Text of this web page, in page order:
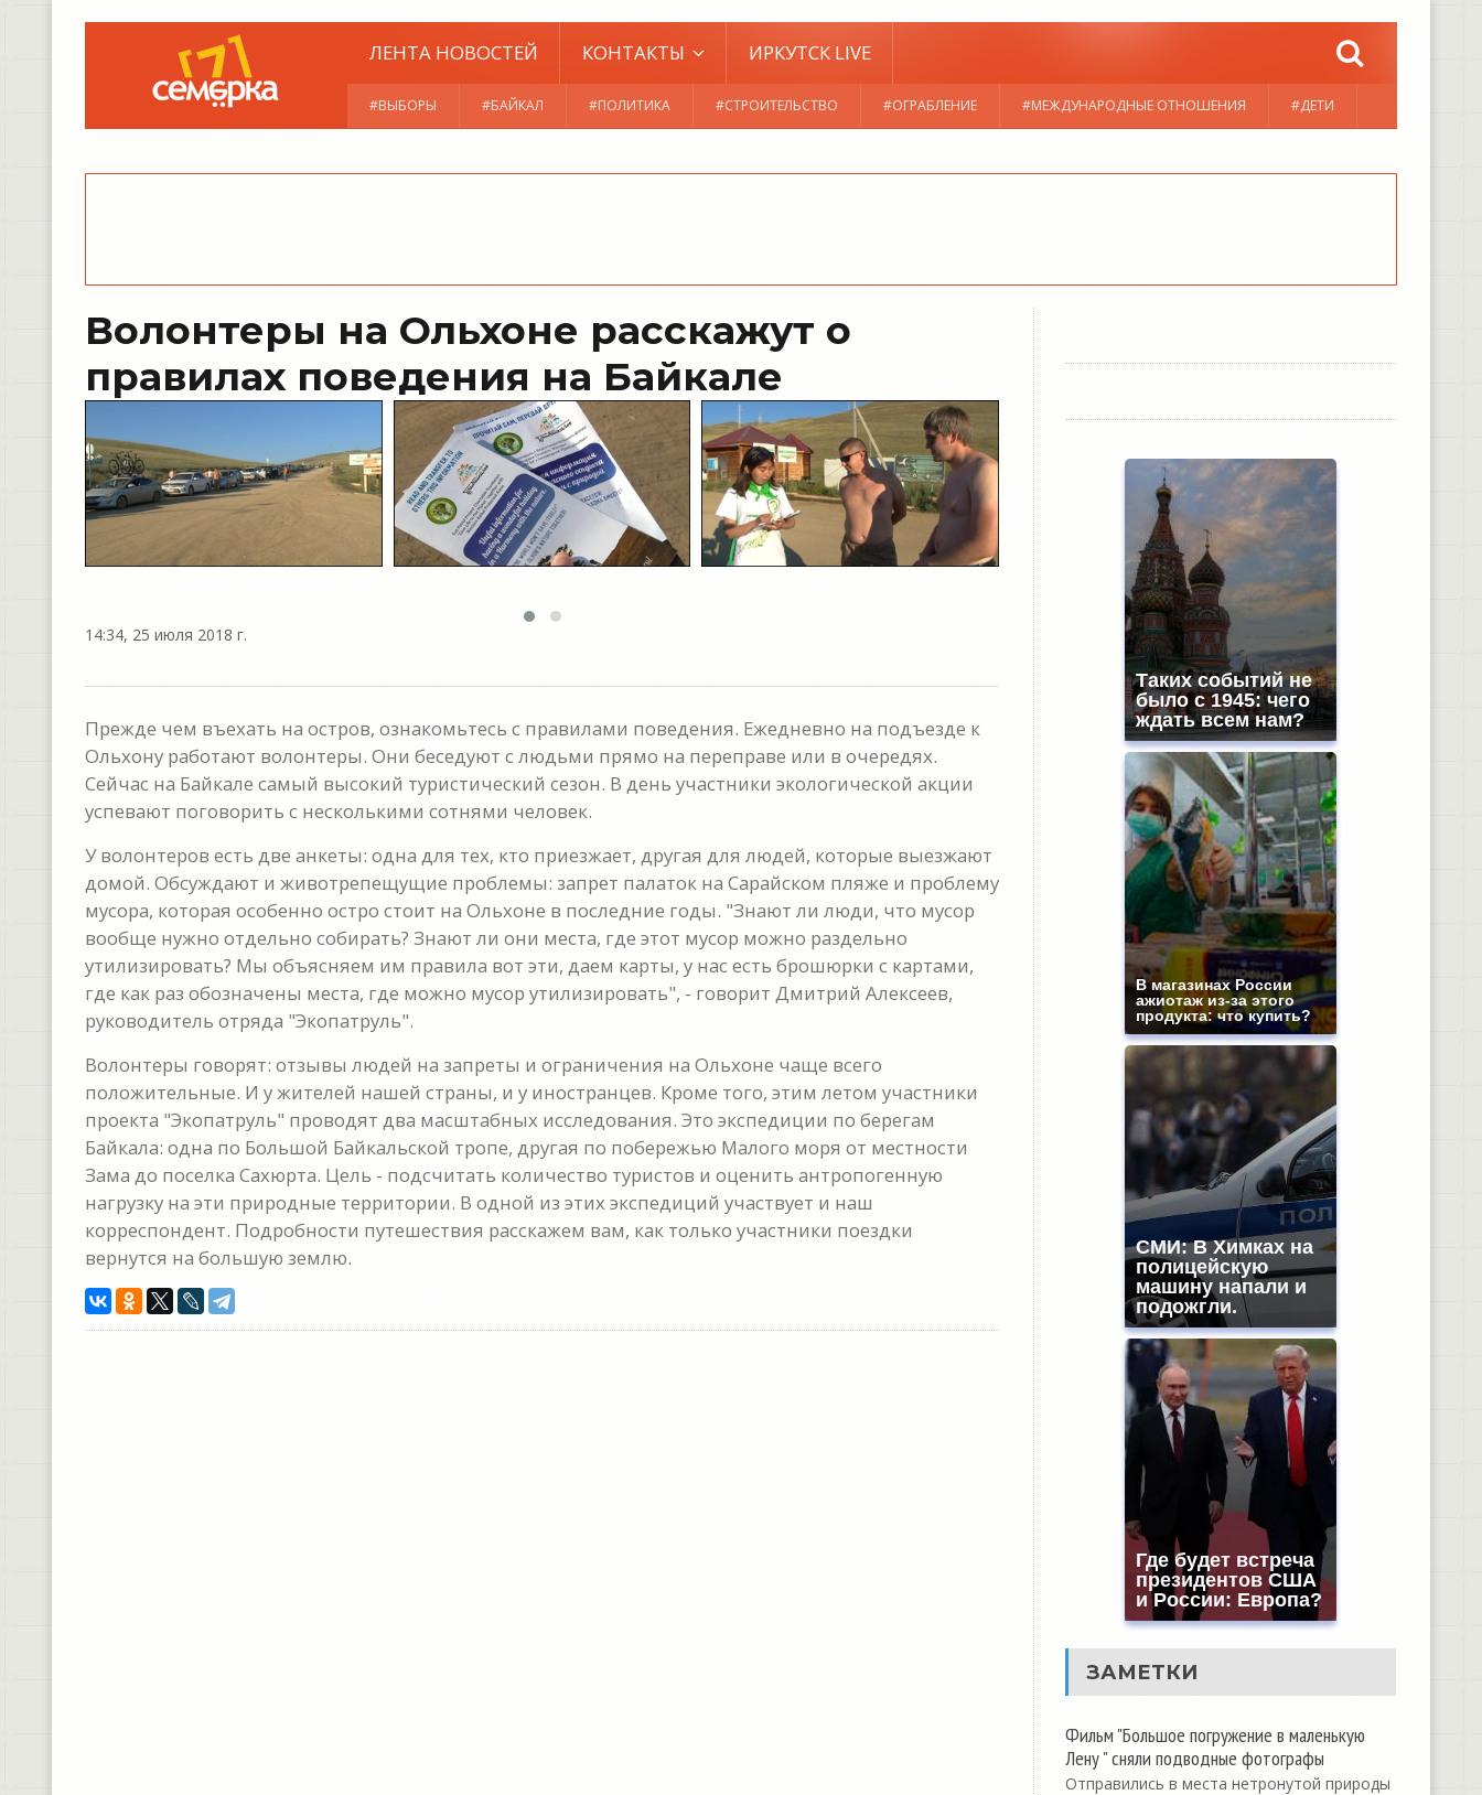
ЛЕНТА НОВОСТЕЙ КОНТАКТЫ ИРКУТСК LIVE
#ВЫБОРЫ #БАЙКАЛ #ПОЛИТИКА #СТРОИТЕЛЬСТВО #ОГРАБЛЕНИЕ #МЕЖДУНАРОДНЫЕ ОТНОШЕНИЯ #ДЕТИ
Волонтеры на Ольхоне расскажут о
правилах поведения на Байкале
14:34, 25 июля 2018 г.
Прежде чем въехать на остров, ознакомьтесь с правилами поведения. Ежедневно на подъезде к
Ольхону работают волонтеры. Они беседуют с людьми прямо на переправе или в очередях.
Сейчас на Байкале самый высокий туристический сезон. В день участники экологической акции
успевают поговорить с несколькими сотнями человек.
У волонтеров есть две анкеты: одна для тех, кто приезжает, другая для людей, которые выезжают
домой. Обсуждают и животрепещущие проблемы: запрет палаток на Сарайском пляже и проблему
мусора, которая особенно остро стоит на Ольхоне в последние годы. "Знают ли люди, что мусор
вообще нужно отдельно собирать? Знают ли они места, где этот мусор можно раздельно
утилизировать? Мы объясняем им правила вот эти, даем карты, у нас есть брошюрки с картами,
где как раз обозначены места, где можно мусор утилизировать", - говорит Дмитрий Алексеев,
руководитель отряда "Экопатруль".
Волонтеры говорят: отзывы людей на запреты и ограничения на Ольхоне чаще всего
положительные. И у жителей нашей страны, и у иностранцев. Кроме того, этим летом участники
проекта "Экопатруль" проводят два масштабных исследования. Это экспедиции по берегам
Байкала: одна по Большой Байкальской тропе, другая по побережью Малого моря от местности
Зама до поселка Сахюрта. Цель - подсчитать количество туристов и оценить антропогенную
нагрузку на эти природные территории. В одной из этих экспедиций участвует и наш
корреспондент. Подробности путешествия расскажем вам, как только участники поездки
вернутся на большую землю.
Таких событий не
было с 1945: чего
ждать всем нам?
В магазинах России
ажиотаж из-за этого
продукта: что купить?
СМИ: В Химках на
полицейскую
машину напали и
подожгли.
Где будет встреча
президентов США
и России: Европа?
ЗАМЕТКИ
Фильм "Большое погружение в маленькую
Лену " сняли подводные фотографы
Отправились в места нетронутой природы